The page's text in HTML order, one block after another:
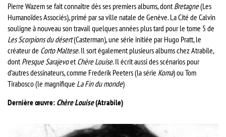
Pierre Wazem se fait connaître dès ses premiers albums, dont Bretagne(Les
Humanoïdes Associés), primé par sa ville natale de Genève. La Cité de Calvin
souligne à nouveau son travail quelques années plus tard pour le tome 5 de
Les Scorpions du désert(Casterman), une série initiée par Hugo Pratt, le
créateur de Corto Maltese. Il sort également plusieurs albums chez Atrabile,
dont Presque Sarajevoet Chère Louise. Il écrit aussi des scénarios pour
d’autres dessinateurs, comme Frederik Peeters (la série Koma) ou Tom
Tirabosco (le magnifique La Fin du monde)
Dernière œuvre: Chère Louise(Atrabile)